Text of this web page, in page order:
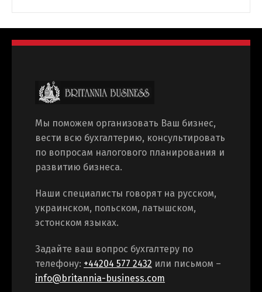
Мы поможем организовать Ваш бизнес,
вести всю бухгалтерию, консультировать
по вопросам налогового планирования и
развитию бизнеса.
Наши специалисты говорят на русском,
украинском, польском, латышском,
эстонском языках.
Задайте ваш вопрос бухгалтеру по
телефону: +44204 577 2432 или письмом –
info@britannia-business.com